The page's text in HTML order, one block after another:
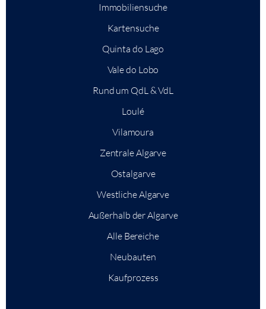
Immobiliensuche
Kartensuche
Quinta do Lago
Vale do Lobo
Rund um QdL & VdL
Loulé
Vilamoura
Zentrale Algarve
Ostalgarve
Westliche Algarve
Außerhalb der Algarve
Alle Bereiche
Neubauten
Kaufprozess